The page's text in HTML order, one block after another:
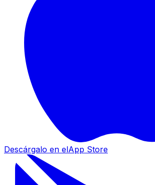
Descárgalo en elApp Store